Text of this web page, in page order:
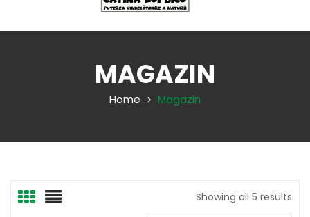
MAGAZIN
Home Magazin
Showing all 5 results